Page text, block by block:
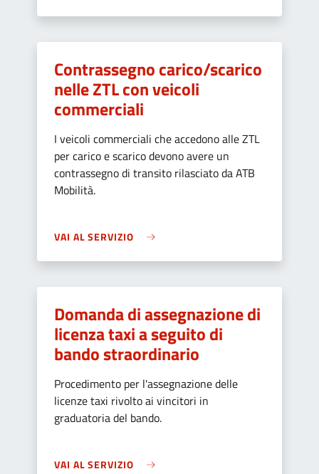
Contrassegno carico/scarico
nelle ZTL con veicoli
commerciali
I veicoli commerciali che accedono alle ZTL
per carico e scarico devono avere un
contrassegno di transito rilasciato da ATB
Mobilità.
VAI AL SERVIZIO
Domanda di assegnazione di
licenza taxi a seguito di
bando straordinario
Procedimento per l'assegnazione delle
licenze taxi rivolto ai vincitori in
graduatoria del bando.
VAI AL SERVIZIO